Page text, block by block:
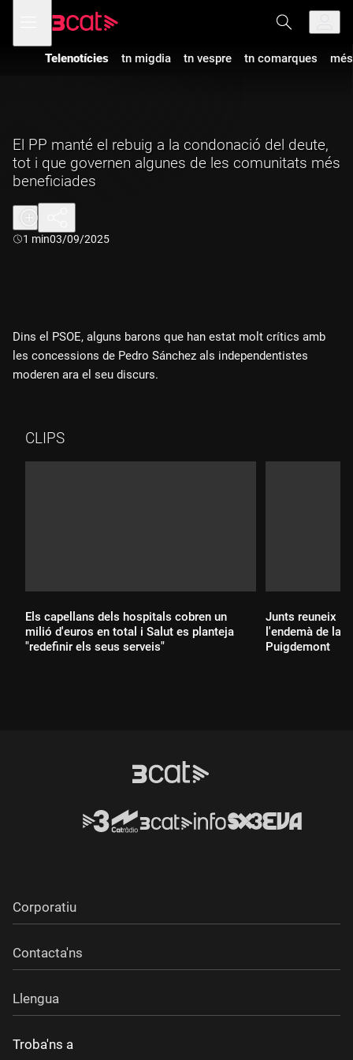
navegació
menú
de
Telenotícies tn migdia tn vespre tn comarques
El PP manté el rebuig a la condonació del deute,
tot i que governen algunes de les comunitats més
beneficiades
Durada:
1 min03/09/2025
Dins el PSOE, alguns barons que han estat molt crítics amb
les concessions de Pedro Sánchez als independentistes
moderen ara el seu discurs.
CLIPS
Els capellans dels hospitals cobren un
milió d'euros en total i Salut es planteja
"redefinir els seus serveis"
Junts reuneix
l'endemà de la
Puigdemont
Corporatiu
Contacta'ns
Llengua
Troba'ns a